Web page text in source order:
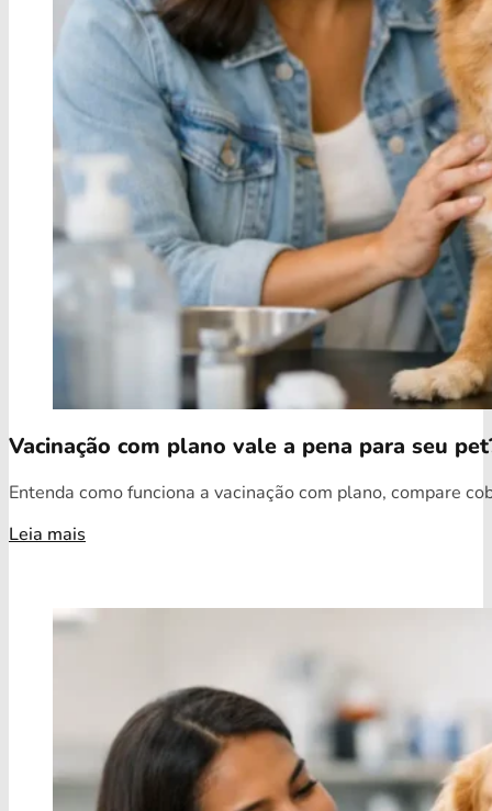
Vacinação com plano vale a pena para seu
Entenda como funciona a vacinação com plano, compare
Leia mais